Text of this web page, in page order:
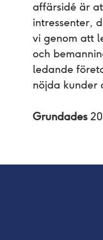
affärsidé är
intressenter,
vi genom att
och
ledande
nöjda kunder
Grundades